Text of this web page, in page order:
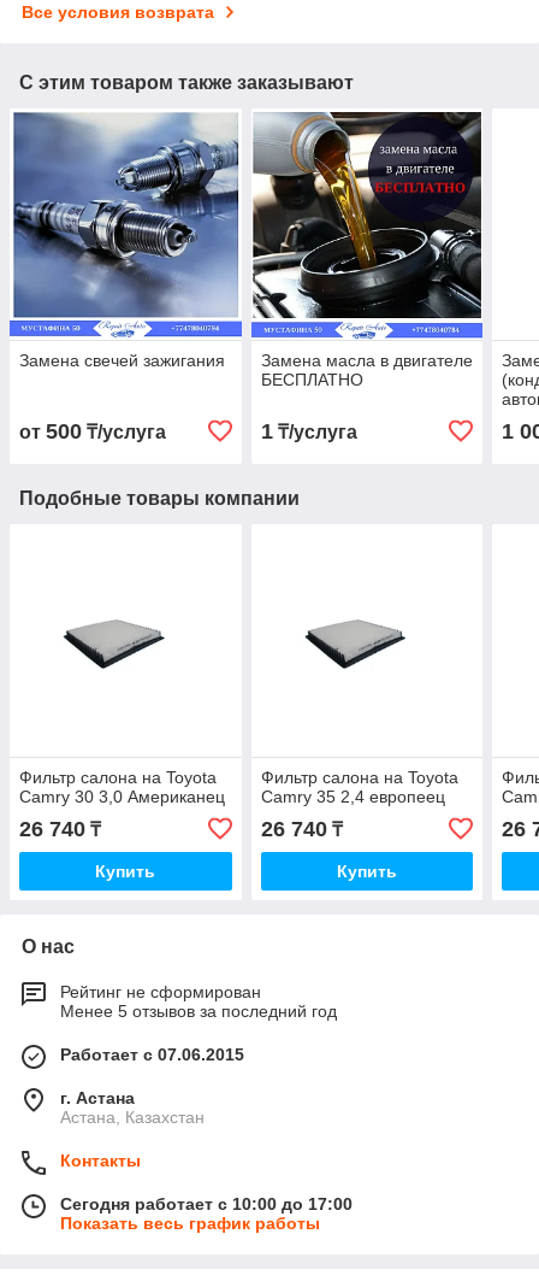
Все условия возврата
С этим товаром также заказывают
Замена свечей зажигания
от 500 ₸/услуга
Замена масла в двигателе
БЕСПЛАТНО
1₸/услуга 1
Подобные товары компании
Фильтр салона на Toyota
Camry 30 3,0 Американец
26 740 ₸
Купить
Фильтр салона на Toyota
Camry 35 2,4 европеец
26 740₸
Купить
26
О нас
Рейтинг не сформирован
Менее 5 отзывов за последний год
Работает с 07.06.2015
г. Астана
Астана, Казахстан
Контакты
Сегодня работает с 10:00 до 17:00
Показать весь график работы